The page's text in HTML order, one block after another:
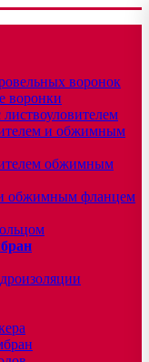
воронок
воронки
и обжимным
обжимным
обжимным фланцем